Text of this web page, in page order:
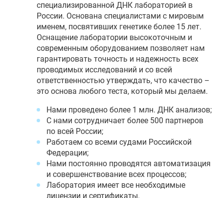
специализированной ДНК лабораторией в
России. Основана специалистами с мировым
именем, посвятивших генетике более 15 лет.
Оснащение лаборатории высокоточным и
современным оборудованием позволяет нам
гарантировать точность и надежность всех
проводимых исследований и со всей
ответственностью утверждать, что качество –
это основа любого теста, который мы делаем.
Нами проведено более 1 млн. ДНК анализов;
С нами сотрудничает более 500 партнеров
по всей России;
Работаем со всеми судами Российской
Федерации;
Нами постоянно проводятся автоматизация
и совершенствование всех процессов;
Лаборатория имеет все необходимые
лицензии и сертификаты.